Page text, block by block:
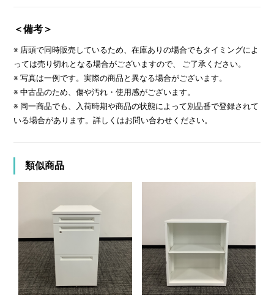
＜備考＞
※ 店頭で同時販売しているため、在庫ありの場合でもタイミングによ
っては売り切れとなる場合がございますので、 ご了承ください。
※ 写真は一例です。実際の商品と異なる場合がございます。
※ 中古品のため、傷や汚れ・使用感がございます。
※ 同一商品でも、入荷時期や商品の状態によって別品番で登録されて
いる場合があります。詳しくはお問い合わせください。
類似商品